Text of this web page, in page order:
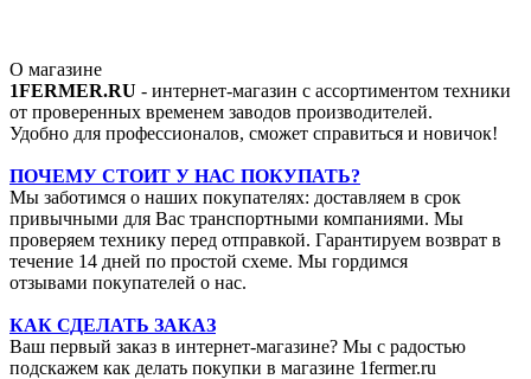
О магазине
1FERMER.RU - интернет-магазин с ассортиментом техники
от проверенных временем заводов производителей.
Удобно для профессионалов, сможет справиться и новичок!
ПОЧЕМУ СТОИТ У НАС ПОКУПАТЬ?
Мы заботимся о наших покупателях: доставляем в срок
привычными для Вас транспортными компаниями. Мы
проверяем технику перед отправкой. Гарантируем возврат в
течение 14 дней по простой схеме. Мы гордимся
отзывами покупателей о нас.
КАК СДЕЛАТЬ ЗАКАЗ
Ваш первый заказ в интернет-магазине? Мы с радостью
подскажем как делать покупки в магазине 1fermer.ru